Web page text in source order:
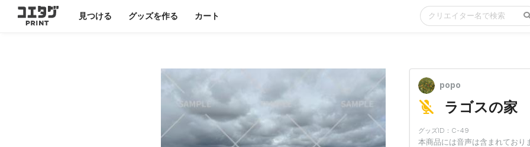
見つける グッズを作る カート
popo
ラゴスの家
グッズID：C-49
本商品には音声は含まれており